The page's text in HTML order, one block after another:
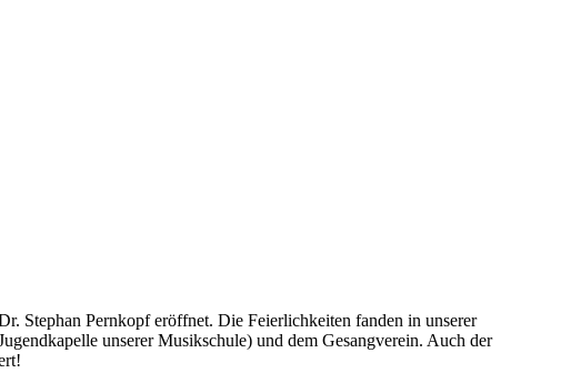
Stephan Pernkopf eröffnet. Die Feierlichkeiten fanden in unserer
unserer Musikschule) und dem Gesangverein. Auch der